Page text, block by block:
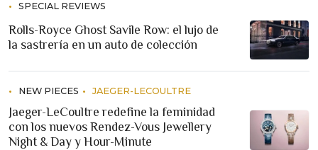
SPECIAL REVIEWS
Rolls-Royce Ghost Savile Row: el lujo de
la sastrería en un auto de colección
NEW PIECES JAEGER-LECOULTRE
Jaeger-LeCoultre redefine la feminidad
con los nuevos Rendez-Vous Jewellery
Night & Day y Hour-Minute